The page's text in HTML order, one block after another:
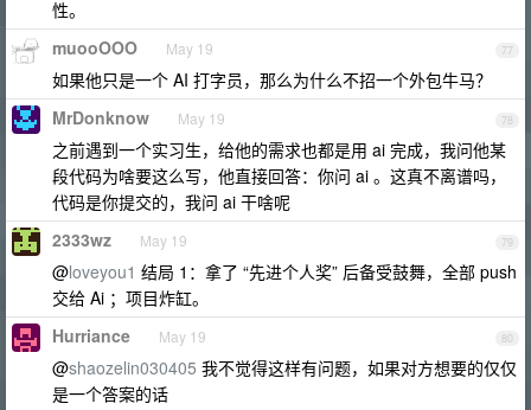
性。
77
muooOOO May 19
如果他只是一个 AI 打字员，那么为什么不招一个外包牛马？
78
MrDonknow May 19
之前遇到一个实习生，给他的需求也都是用 ai 完成，我问他某
段代码为啥要这么写，他直接回答：你问 ai 。这真不离谱吗，
代码是你提交的，我问 ai 干啥呢
79
2333wz May 19
@loveyou1 结局 1：拿了 “先进个人奖” 后备受鼓舞，全部 push
交给 Ai ；项目炸缸。
80
Hurriance May 19
@shaozelin030405 我不觉得这样有问题，如果对方想要的仅仅
是一个答案的话